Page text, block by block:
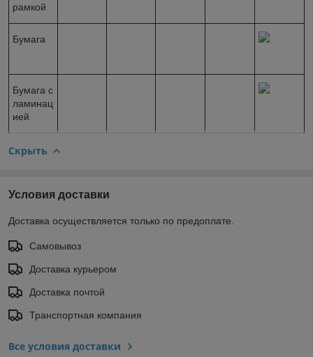
рамкой
Бумага
Бумага с
ламинац
ией
Скрыть
Условия доставки
Доставка осуществляется только по предоплате.
Самовывоз
Доставка курьером
Доставка почтой
Транспортная компания
Все условия доставки